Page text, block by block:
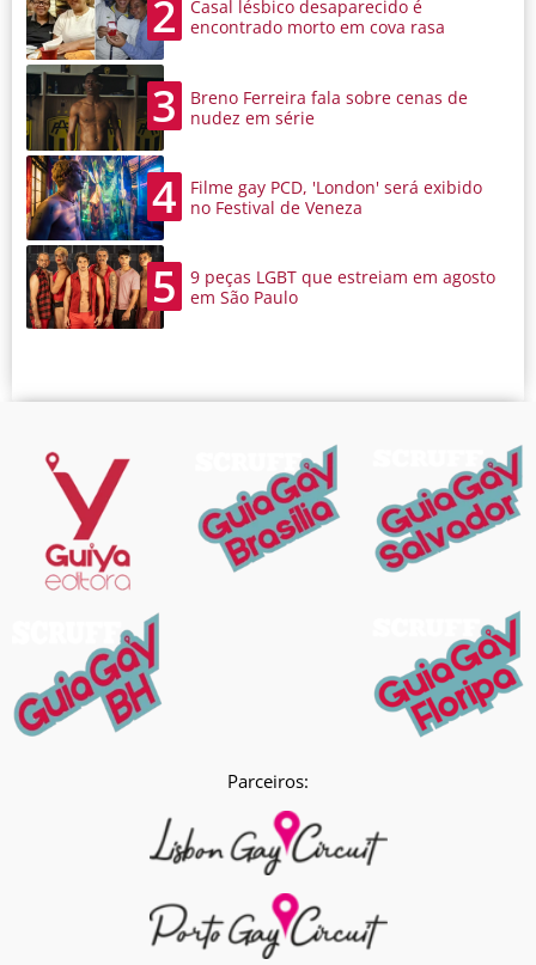
2
Casal lésbico desaparecido é
encontrado morto em cova rasa
3
Breno Ferreira fala sobre cenas de
nudez em série
4
Filme gay PCD, 'London' será exibido
no Festival de Veneza
5
9 peças LGBT que estreiam em agosto
em São Paulo
Parceiros: